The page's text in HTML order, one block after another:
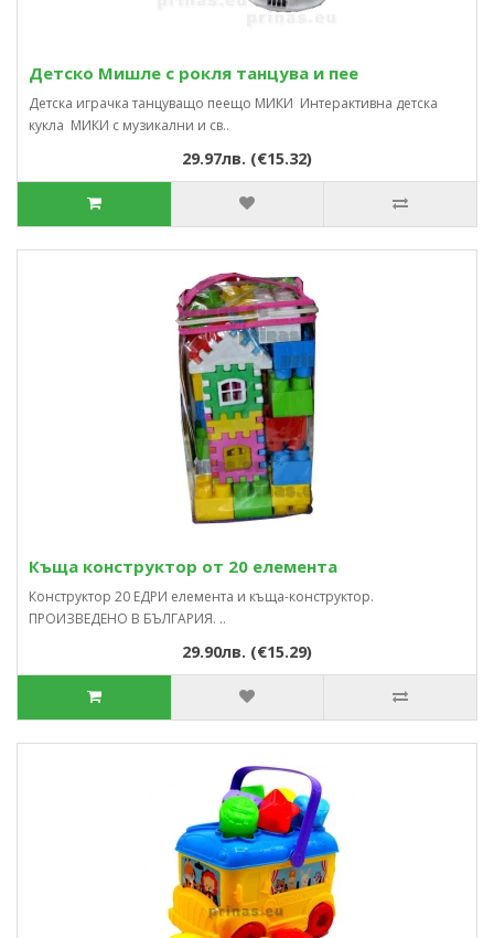
Детско Мишле с рокля танцува и пее
Детска играчка танцуващо пеещо МИКИ Интерактивна детска
кукла МИКИ с музикални и св..
29.97лв. (€15.32)
Къща конструктор от 20 елемента
Конструктор 20 ЕДРИ елемента и къща-конструктор.
ПРОИЗВЕДЕНО В БЪЛГАРИЯ. ..
29.90лв. (€15.29)